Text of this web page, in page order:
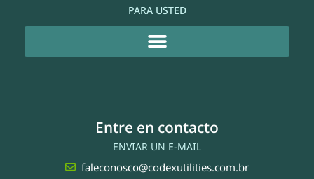
PARA USTED
Entre en contacto
ENVIAR UN E-MAIL
faleconosco@codexutilities.com.br